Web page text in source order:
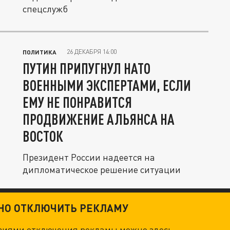
спецслужб
ПОЛИТИКА 26 ДЕКАБРЯ 14:00
ПУТИН ПРИПУГНУЛ НАТО
ВОЕННЫМИ ЭКСПЕРТАМИ, ЕСЛИ
ЕМУ НЕ ПОНРАВИТСЯ
ПРОДВИЖЕНИЕ АЛЬЯНСА НА
ВОСТОК
Президент России надеется на
дипломатическое решение ситуации
ОТКЛЮЧИТЬ РЕКЛАМУ